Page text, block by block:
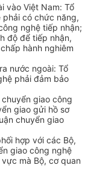
vào Việt Nam: Tổ
có chức năng,
nghệ tiếp nhận;
độ để tiếp nhận,
hành nghiêm
nước ngoài: Tổ
phải đảm bảo
giao công
giao gửi hồ sơ
chuyển giao
hợp với các Bộ,
giao công nghệ
mà Bộ, cơ quan